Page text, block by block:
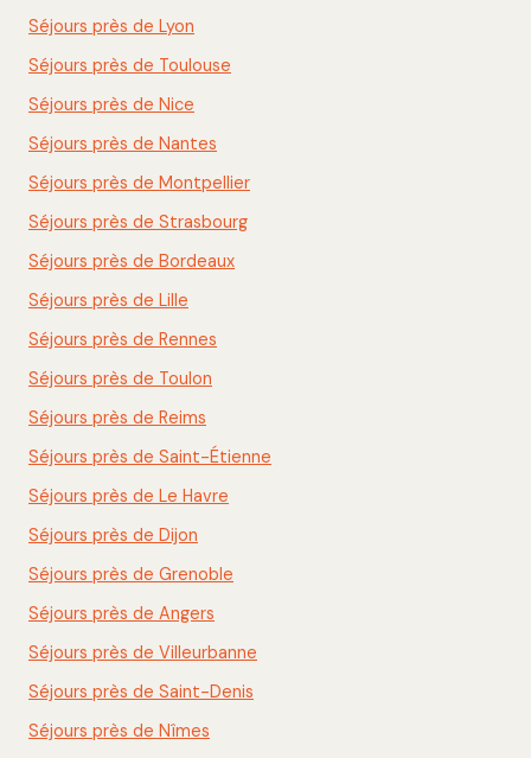
Séjours près de Lyon
Séjours près de Toulouse
Séjours près de Nice
Séjours près de Nantes
Séjours près de Montpellier
Séjours près de Strasbourg
Séjours près de Bordeaux
Séjours près de Lille
Séjours près de Rennes
Séjours près de Toulon
Séjours près de Reims
Séjours près de Saint-Étienne
Séjours près de Le Havre
Séjours près de Dijon
Séjours près de Grenoble
Séjours près de Angers
Séjours près de Villeurbanne
Séjours près de Saint-Denis
Séjours près de Nîmes